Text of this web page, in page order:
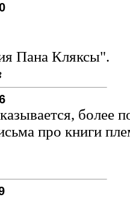
Пана Кляксы".
более
про книги